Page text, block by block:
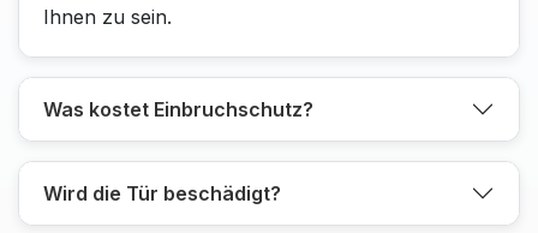
Ihnen zu sein.
Was kostet Einbruchschutz?
Wird die Tür beschädigt?